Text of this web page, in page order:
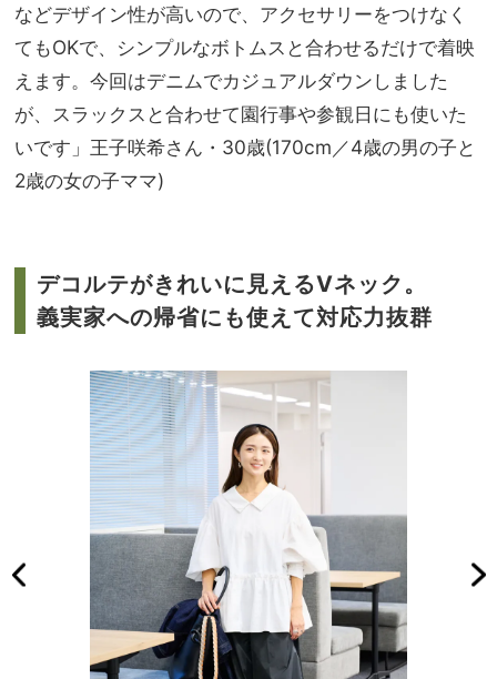
などデザイン性が高いので、アクセサリーをつけなく
てもOKで、シンプルなボトムスと合わせるだけで着映
えます。今回はデニムでカジュアルダウンしました
が、スラックスと合わせて園行事や参観日にも使いた
いです」王子咲希さん・30歳(170cm／4歳の男の子と
2歳の女の子ママ)
デコルテがきれいに見えるVネック。
義実家への帰省にも使えて対応力抜群